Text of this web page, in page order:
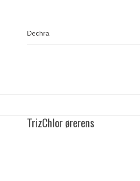
Dechra
TrizChlor ørerens